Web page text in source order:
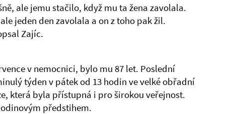
ale jemu stačilo, když mu ta žena zavolala.
jeden den zavolala a on z toho pak žil.
Zajíc.
v nemocnici, bylo mu 87 let. Poslední
týden v pátek od 13 hodin ve velké obřadní
která byla přístupná i pro širokou veřejnost.
předstihem.